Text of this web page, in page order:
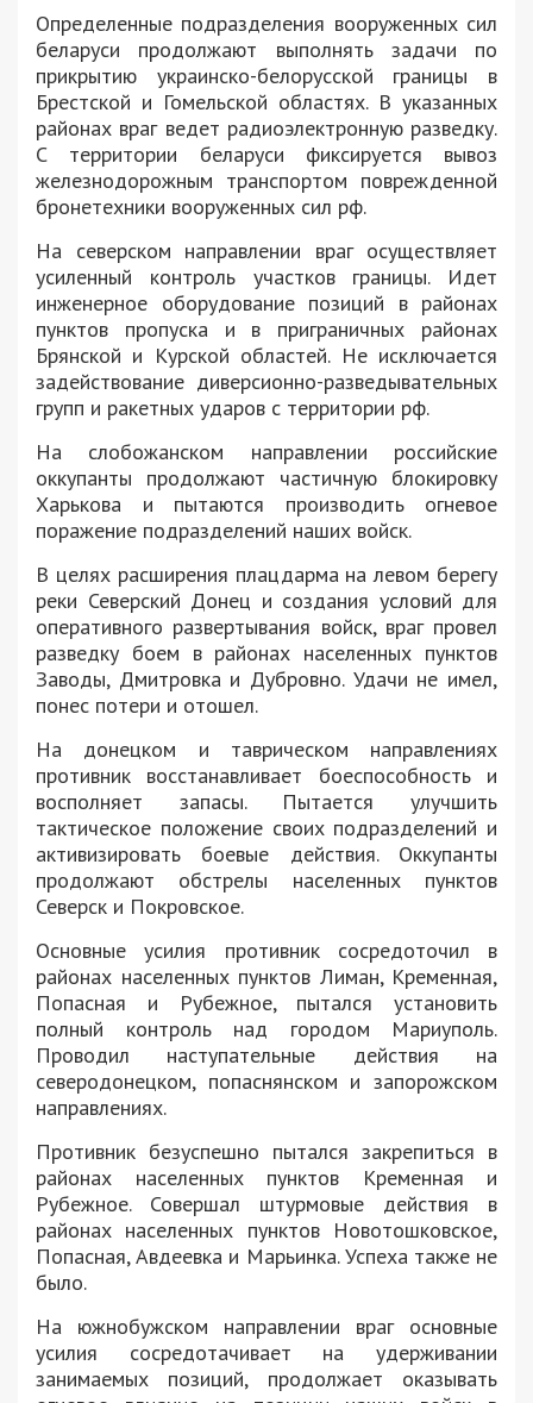
Определенные подразделения вооруженных сил
беларуси продолжают выполнять задачи по
прикрытию украинско-белорусской границы в
Брестской и Гомельской областях. В указанных
районах враг ведет радиоэлектронную разведку.
С территории беларуси фиксируется вывоз
железнодорожным транспортом поврежденной
бронетехники вооруженных сил рф.
На северском направлении враг осуществляет
усиленный контроль участков границы. Идет
инженерное оборудование позиций в районах
пунктов пропуска и в приграничных районах
Брянской и Курской областей. Не исключается
задействование диверсионно-разведывательных
групп и ракетных ударов с территории рф.
На слобожанском направлении российские
оккупанты продолжают частичную блокировку
Харькова и пытаются производить огневое
поражение подразделений наших войск.
В целях расширения плацдарма на левом берегу
реки Северский Донец и создания условий для
оперативного развертывания войск, враг провел
разведку боем в районах населенных пунктов
Заводы, Дмитровка и Дубровно. Удачи не имел,
понес потери и отошел.
На донецком и таврическом направлениях
противник восстанавливает боеспособность и
восполняет запасы. Пытается улучшить
тактическое положение своих подразделений и
активизировать боевые действия. Оккупанты
продолжают обстрелы населенных пунктов
Северск и Покровское.
Основные усилия противник сосредоточил в
районах населенных пунктов Лиман, Кременная,
Попасная и Рубежное, пытался установить
полный контроль над городом Мариуполь.
Проводил наступательные действия на
северодонецком, попаснянском и запорожском
направлениях.
Противник безуспешно пытался закрепиться в
районах населенных пунктов Кременная и
Рубежное. Совершал штурмовые действия в
районах населенных пунктов Новотошковское,
Попасная, Авдеевка и Марьинка. Успеха также не
было.
На южнобужском направлении враг основные
усилия сосредотачивает на удерживании
занимаемых позиций, продолжает оказывать